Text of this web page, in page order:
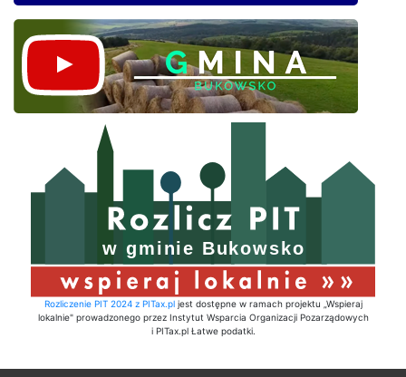
Rozliczenie PIT 2024 z PITax.pljest dostępne w ramach projektu „Wspieraj
lokalnie" prowadzonego przez Instytut Wsparcia Organizacji Pozarządowych
i PITax.pl Łatwe podatki.